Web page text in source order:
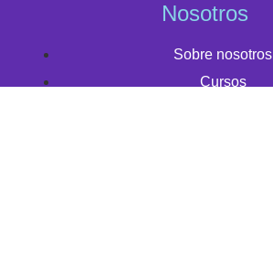
Nosotros
Sobre nosotros
Cursos